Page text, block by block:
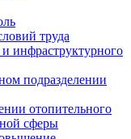
труда
и инфраструктурного
подразделении
отопительного
сферы